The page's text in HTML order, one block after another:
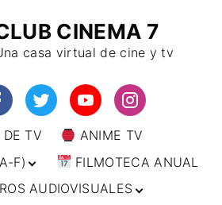
CINEMA 7
casa virtual de cine y tv
DE TV
ANIME TV
F)
L)
FILMOTECA ANUAL
AUDIOVISUALES